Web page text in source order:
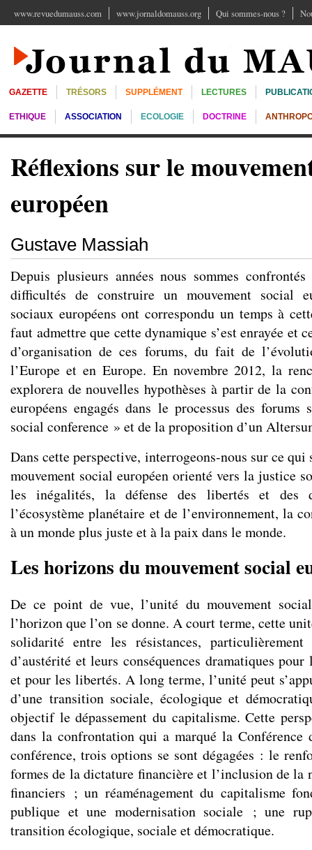
www.revuedumauss.com www.jornaldomauss.org Qui sommes-nous ?
GAZETTE TRÉSORS SUPPLÉMENT LECTURES
ETHIQUE ASSOCIATION ECOLOGIE DOCTRINE
Réflexions sur le
européen
Gustave Massiah
Depuis plusieurs années nous sommes
difficultés de construire un mouvement social
sociaux européens ont correspondu un temps à
faut admettre que cette dynamique s’est enrayée et
d’organisation de ces forums, du fait de
l’Europe et en Europe. En novembre 2012, la
explorera de nouvelles hypothèses à partir de la
européens engagés dans le processus des
social conference » et de la proposition d’un
Dans cette perspective, interrogeons-nous sur ce qui
mouvement social européen orienté vers la justice
les inégalités, la défense des libertés et des
l’écosystème planétaire et de l’environnement, la
à un monde plus juste et à la paix dans le monde.
Les horizons du mouvement social
De ce point de vue, l’unité du mouvement
l’horizon que l’on se donne. A court terme, cette
solidarité entre les résistances,
d’austérité et leurs conséquences dramatiques
et pour les libertés. A long terme, l’unité peut
d’une transition sociale, écologique et
objectif le dépassement du capitalisme. Cette
dans la confrontation qui a marqué la Conférence
conférence, trois options se sont dégagées : le
formes de la dictature financière et l’inclusion de la
financiers ; un réaménagement du capitalisme
publique et une modernisation sociale ; une
transition écologique, sociale et démocratique.